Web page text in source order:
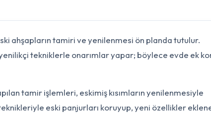
ahşapların tamiri ve yenilenmesi ön planda tutulur.
tekniklerle onarımlar yapar; böylece evde ek
tamir işlemleri, eskimiş kısımların yenilenmesiyle
eski panjurları koruyup, yeni özellikler